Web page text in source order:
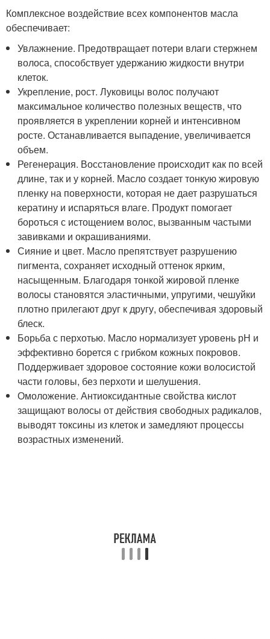
Комплексное воздействие всех компонентов масла
обеспечивает:
Увлажнение. Предотвращает потери влаги стержнем
волоса, способствует удержанию жидкости внутри
клеток.
Укрепление, рост. Луковицы волос получают
максимальное количество полезных веществ, что
проявляется в укреплении корней и интенсивном
росте. Останавливается выпадение, увеличивается
объем.
Регенерация. Восстановление происходит как по всей
длине, так и у корней. Масло создает тонкую жировую
пленку на поверхности, которая не дает разрушаться
кератину и испаряться влаге. Продукт помогает
бороться с истощением волос, вызванным частыми
завивками и окрашиваниями.
Сияние и цвет. Масло препятствует разрушению
пигмента, сохраняет исходный оттенок ярким,
насыщенным. Благодаря тонкой жировой пленке
волосы становятся эластичными, упругими, чешуйки
плотно прилегают друг к другу, обеспечивая здоровый
блеск.
Борьба с перхотью. Масло нормализует уровень рН и
эффективно борется с грибком кожных покровов.
Поддерживает здоровое состояние кожи волосистой
части головы, без перхоти и шелушения.
Омоложение. Антиоксидантные свойства кислот
защищают волосы от действия свободных радикалов,
выводят токсины из клеток и замедляют процессы
возрастных изменений.